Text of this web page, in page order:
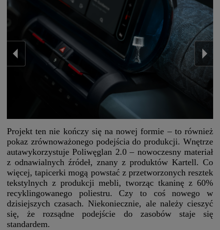
Projekt ten nie kończy się na nowej formie – to również
pokaz zrównoważonego podejścia do produkcji. Wnętrze
autawykorzystuje Poliwęglan 2.0 – nowoczesny materiał
z odnawialnych źródeł, znany z produktów Kartell. Co
więcej, tapicerki mogą powstać z przetworzonych resztek
tekstylnych z produkcji mebli, tworząc tkaninę z 60%
recyklingowanego poliestru. Czy to coś nowego w
dzisiejszych czasach. Niekoniecznie, ale należy cieszyć
się, że rozsądne podejście do zasobów staje się
standardem.